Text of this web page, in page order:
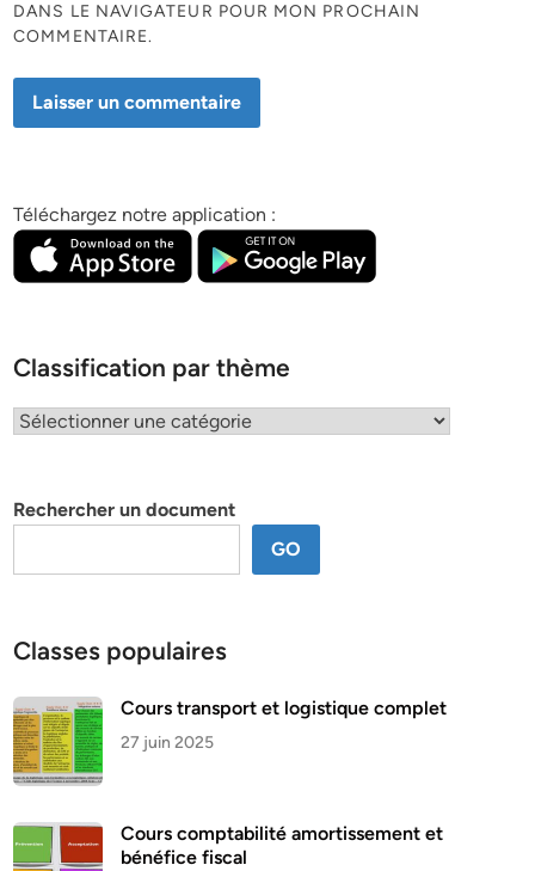
DANS LE NAVIGATEUR POUR MON PROCHAIN
COMMENTAIRE.
Téléchargez notre application :
Classification par thème
Classification
Rechercher un document
GO
Classes populaires
Cours transport et logistique complet
27 juin 2025
Cours comptabilité amortissement et
bénéfice fiscal